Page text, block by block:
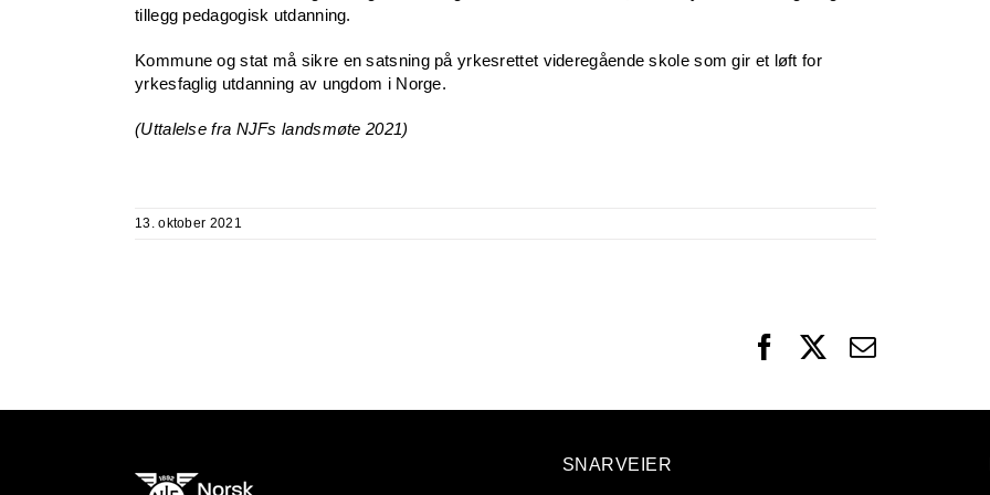
tillegg pedagogisk utdanning.
Kommune og stat må sikre en satsning på yrkesrettet videregående skole som gir et løft for
yrkesfaglig utdanning av ungdom i Norge.
(Uttalelse fra NJFs landsmøte 2021)
13. oktober 2021
FacebookEmail
SNARVEIER